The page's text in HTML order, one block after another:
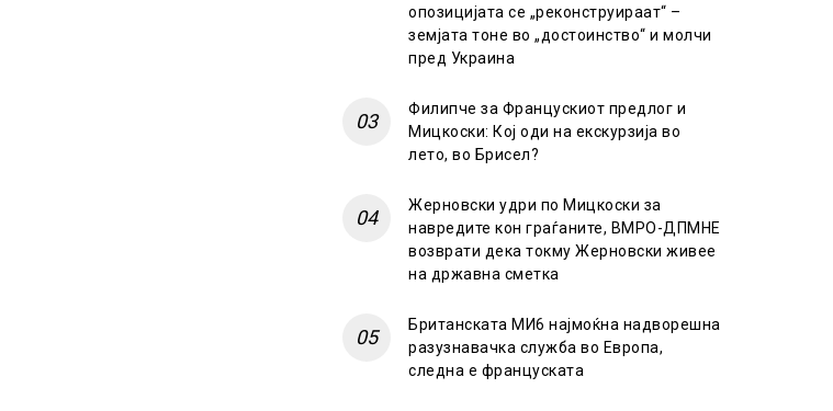
опозицијата се „реконструираат“ –
земјата тоне во „достоинство“ и молчи
пред Украина
Филипче за Францускиот предлог и
Мицкоски: Кој оди на екскурзија во
лето, во Брисел?
Жерновски удри по Мицкоски за
навредите кон граѓаните, ВМРО-ДПМНЕ
возврати дека токму Жерновски живее
на државна сметка
Британската МИ6 најмоќна надворешна
разузнавачка служба во Европа,
следна е француската